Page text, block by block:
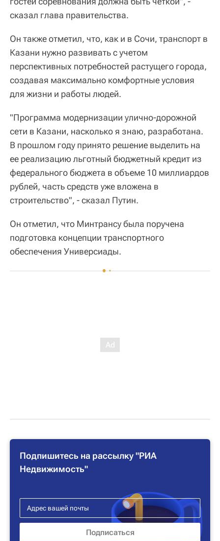
сказал глава правительства.
Он также отметил, что, как и в Сочи, транспорт в
Казани нужно развивать с учетом
перспективных потребностей растущего города,
создавая максимально комфортные условия
для жизни и работы людей.
"Программа модернизации улично-дорожной
сети в Казани, насколько я знаю, разработана.
В прошлом году принято решение выделить на
ее реализацию льготный бюджетный кредит из
федерального бюджета в объеме 10 миллиардов
рублей, часть средств уже вложена в
строительство", - сказал Путин.
Он отметил, что Минтрансу была поручена
подготовка концепции транспортного
обеспечения Универсиады.
Подпишитесь на рассылку "РИА
Недвижимость"